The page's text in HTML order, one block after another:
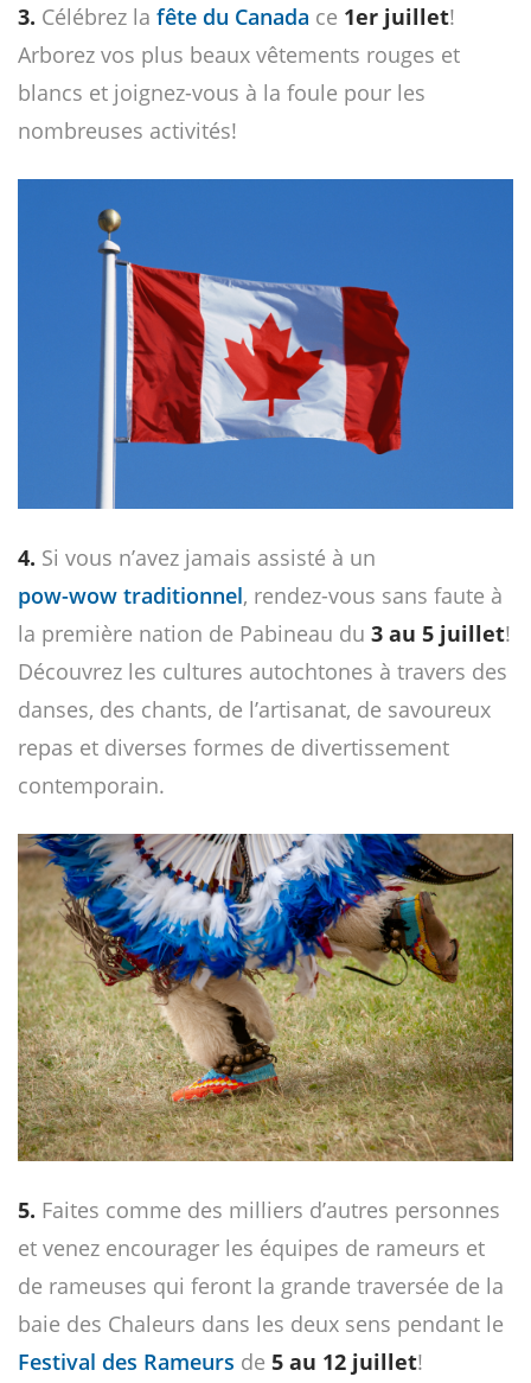
3. Célébrez la fête du Canada ce 1er juillet!
Arborez vos plus beaux vêtements rouges et
blancs et joignez-vous à la foule pour les
nombreuses activités!
4. Si vous n’avez jamais assisté à un
pow-wow traditionnel, rendez-vous sans faute à
la première nation de Pabineau du 3 au 5 juillet!
Découvrez les cultures autochtones à travers des
danses, des chants, de l’artisanat, de savoureux
repas et diverses formes de divertissement
contemporain.
5. Faites comme des milliers d’autres personnes
et venez encourager les équipes de rameurs et
de rameuses qui feront la grande traversée de la
baie des Chaleurs dans les deux sens pendant le
Festival des Rameurs de 5 au 12 juillet!